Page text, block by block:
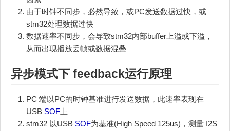
由于时钟不同步，必然导致，或PC发送数据过快，或
stm32处理数据过快
数据速率不同步，会导致stm32内部buffer上溢或下溢，
从而出现播放丢帧或数据混叠
异步模式下 feedback运行原理
PC 端以PC的时钟基准进行发送数据，此速率表现在
USB SOF 上
stm32 以USB SOF为基准(High Speed 125us)，测量 I2S